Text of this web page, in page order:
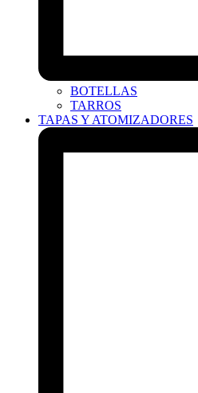
BOTELLAS
TARROS
TAPAS Y ATOMIZADORES